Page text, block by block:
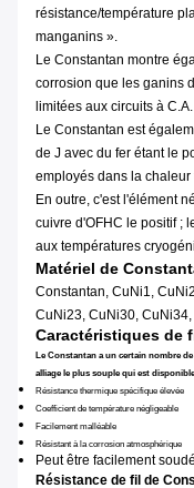
résistance/température
manganins ».
Le Constantan montre
corrosion que les ganins
limitées aux circuits à C.A.
Le Constantan est
de J avec du fer étant le
employés dans la
En outre, c'est l'élément
cuivre d'OFHC le positif ;
aux températures
Matériel de
Constantan, CuNi1,
CuNi23, CuNi30,
Caractéristiques de
Le Constantan a un certain nombre
alliage le plus souple qui est
Résistance thermique spécifique élevée
Coefficient de température négligeable
Facilement malléable
Résistant à la corrosion atmosphérique
Peut être facilement
Résistance de fil de